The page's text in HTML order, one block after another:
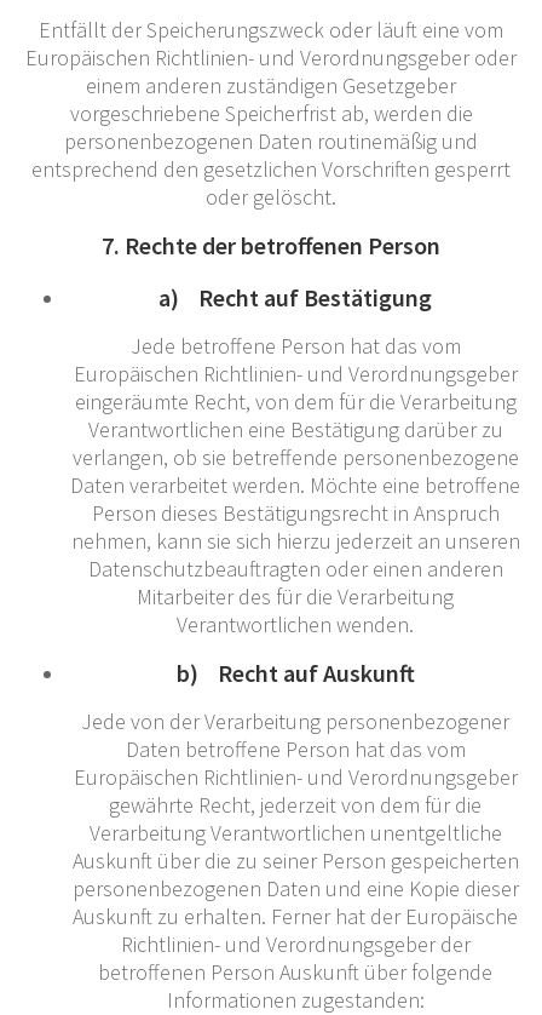
Entfällt der Speicherungszweck oder läuft eine vom
Europäischen Richtlinien- und Verordnungsgeber oder
einem anderen zuständigen Gesetzgeber
vorgeschriebene Speicherfrist ab, werden die
personenbezogenen Daten routinemäßig und
entsprechend den gesetzlichen Vorschriften gesperrt
oder gelöscht.
7. Rechte der betroffenen Person
a) Recht auf Bestätigung
Jede betroffene Person hat das vom
Europäischen Richtlinien- und Verordnungsgeber
eingeräumte Recht, von dem für die Verarbeitung
Verantwortlichen eine Bestätigung darüber zu
verlangen, ob sie betreffende personenbezogene
Daten verarbeitet werden. Möchte eine betroffene
Person dieses Bestätigungsrecht in Anspruch
nehmen, kann sie sich hierzu jederzeit an unseren
Datenschutzbeauftragten oder einen anderen
Mitarbeiter des für die Verarbeitung
Verantwortlichen wenden.
b) Recht auf Auskunft
Jede von der Verarbeitung personenbezogener
Daten betroffene Person hat das vom
Europäischen Richtlinien- und Verordnungsgeber
gewährte Recht, jederzeit von dem für die
Verarbeitung Verantwortlichen unentgeltliche
Auskunft über die zu seiner Person gespeicherten
personenbezogenen Daten und eine Kopie dieser
Auskunft zu erhalten. Ferner hat der Europäische
Richtlinien- und Verordnungsgeber der
betroffenen Person Auskunft über folgende
Informationen zugestanden: